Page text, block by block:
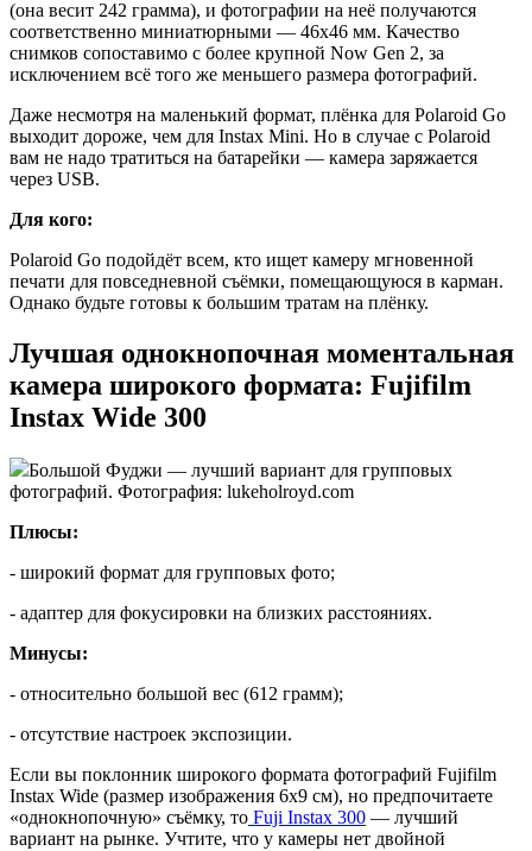
(она весит 242 грамма), и фотографии на неё получаются
соответственно миниатюрными — 46х46 мм. Качество
снимков сопоставимо с более крупной Now Gen 2, за
исключением всё того же меньшего размера фотографий.
Даже несмотря на маленький формат, плёнка для Polaroid Go
выходит дороже, чем для Instax Mini. Но в случае с Polaroid
вам не надо тратиться на батарейки — камера заряжается
через USB.
Для кого:
Polaroid Go подойдёт всем, кто ищет камеру мгновенной
печати для повседневной съёмки, помещающуюся в карман.
Однако будьте готовы к большим тратам на плёнку.
Лучшая однокнопочная моментальная
камера широкого формата: Fujifilm
Instax Wide 300
Большой Фуджи — лучший вариант для групповых
фотографий. Фотография: lukeholroyd.com
Плюсы:
- широкий формат для групповых фото;
- адаптер для фокусировки на близких расстояниях.
Минусы:
- относительно большой вес (612 грамм);
- отсутствие настроек экспозиции.
Если вы поклонник широкого формата фотографий Fujifilm
Instax Wide (размер изображения 6х9 см), но предпочитаете
«однокнопочную» съёмку, то Fuji Instax 300 — лучший
вариант на рынке. Учтите, что у камеры нет двойной